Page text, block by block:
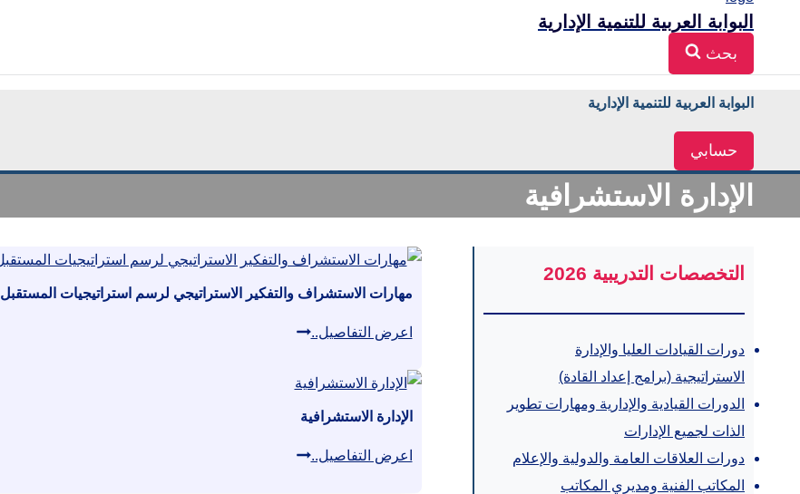
البوابة العربية للتنمية الإدارية
بحث
البوابة العربية للتنمية الإدارية
حسابي
الإدارة الاستشرافية
مهارات الاستشراف والتفكير الاستراتيجي لرسم استراتيجيات المستقبل
اعرض التفاصيل..مهارات
والتفكير
الاستراتيجي
استراتيجيات
الإدارة الاستشرافية
اعرض التفاصيل..الإدارة
التخصصات التدريبية 2026
دورات القيادات العليا والإدارة
الاستراتيجية (برامج إعداد القادة)
الدورات القيادية والإدارية ومهارات تطوير
الذات لجميع الإدارات
دورات العلاقات العامة والدولية والإعلام
المكاتب الفنية ومديري المكاتب